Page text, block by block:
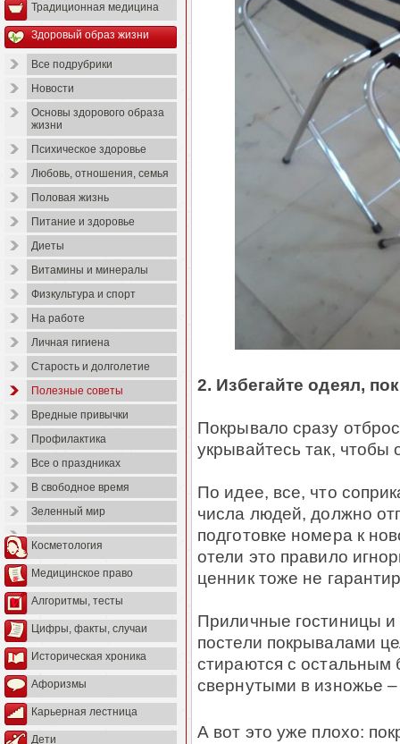
Традиционная медицина
Здоровый образ жизни
Все подрубрики
Новости
Основы здорового образа
жизни
Психическое здоровье
Любовь, отношения, семья
Половая жизнь
Питание и здоровье
Диеты
Витамины и минералы
Физкультура и спорт
На работе
Личная гигиена
Старость и долголетие
Полезные советы
Вредные привычки
Профилактика
Все о праздниках
В свободное время
Зеленный мир
Косметология
Медицинское право
Алгоритмы, тесты
Цифры, факты, случаи
Историческая хроника
Афоризмы
Карьерная лестница
Дети
2. Избегайте одеял,
Покрывало сразу
укрывайтесь так, чтобы
По идее, все, что
числа людей, должно
подготовке номера к
отели это правило
ценник тоже не
Приличные гостиницы и
постели покрывалами
стираются с остальным
свернутыми в изножье –
А вот это уже плохо: